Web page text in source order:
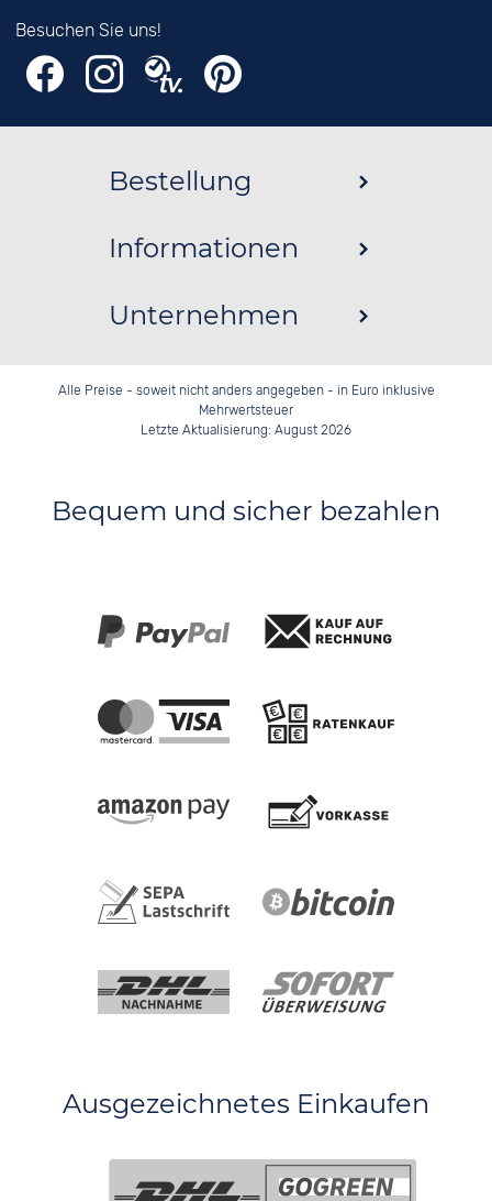
Besuchen Sie uns!
Bestellung
Informationen
Unternehmen
Alle Preise - soweit nicht anders angegeben - in Euro inklusive
Mehrwertsteuer
Letzte Aktualisierung: August 2026
Bequem und sicher bezahlen
Ausgezeichnetes Einkaufen